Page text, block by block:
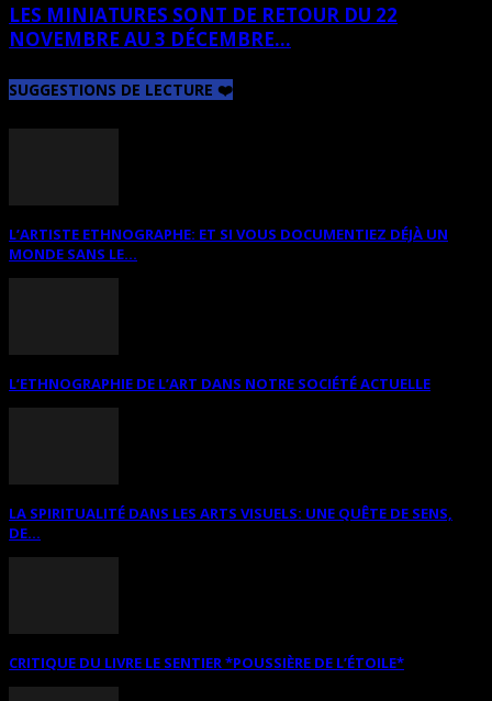
LES MINIATURES SONT DE RETOUR DU 22
NOVEMBRE AU 3 DÉCEMBRE...
SUGGESTIONS DE LECTURE ❤️
L’ARTISTE ETHNOGRAPHE: ET SI VOUS DOCUMENTIEZ DÉJÀ UN
MONDE SANS LE...
L’ETHNOGRAPHIE DE L’ART DANS NOTRE SOCIÉTÉ ACTUELLE
LA SPIRITUALITÉ DANS LES ARTS VISUELS: UNE QUÊTE DE SENS,
DE...
CRITIQUE DU LIVRE LE SENTIER *POUSSIÈRE DE L’ÉTOILE*